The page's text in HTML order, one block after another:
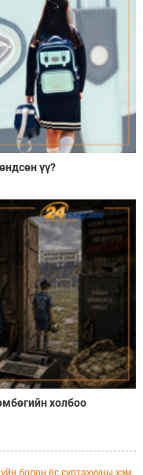
үү?
холбоо
болон ёс суртахууны хэм